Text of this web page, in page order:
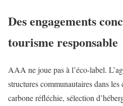
Des engagements
tourisme responsable
AAA ne joue pas à l’éco-label.
structures communautaires dans
carbone réfléchie, sélection